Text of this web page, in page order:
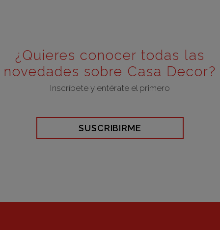
¿Quieres conocer todas las
novedades sobre Casa Decor?
Inscríbete y entérate el primero
SUSCRIBIRME